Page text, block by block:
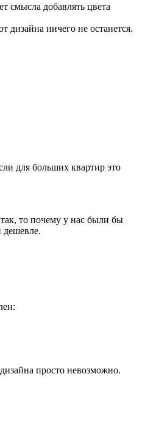
смысла добавлять цвета
дизайна ничего не останется.
для больших квартир это
то почему у нас были бы
дешевле.
просто невозможно.